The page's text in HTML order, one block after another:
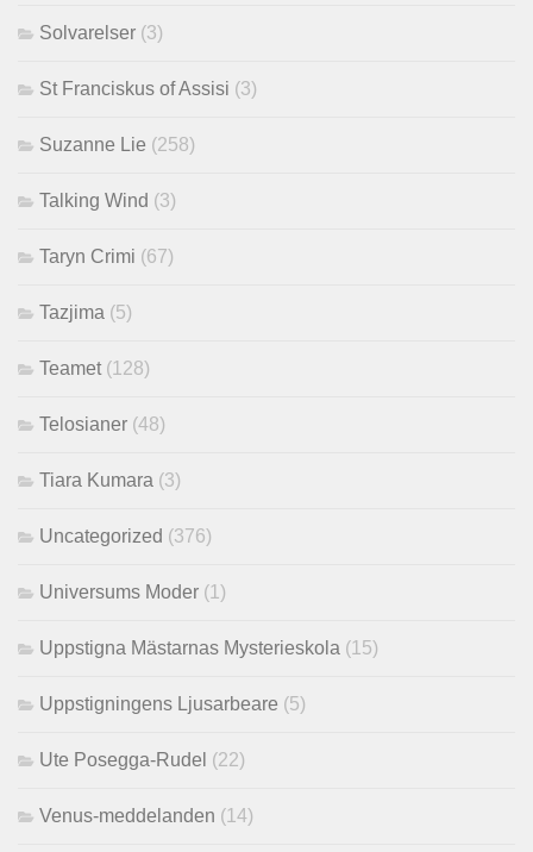
Solvarelser (3)
St Franciskus of Assisi (3)
Suzanne Lie (258)
Talking Wind (3)
Taryn Crimi (67)
Tazjima (5)
Teamet (128)
Telosianer (48)
Tiara Kumara (3)
Uncategorized (376)
Universums Moder (1)
Uppstigna Mästarnas Mysterieskola (15)
Uppstigningens Ljusarbeare (5)
Ute Posegga-Rudel (22)
Venus-meddelanden (14)